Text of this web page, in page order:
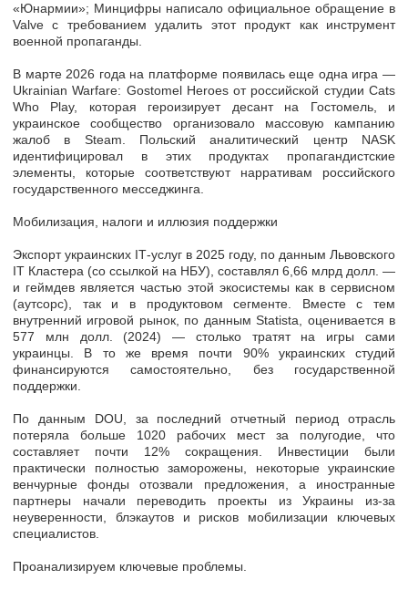
«Юнармии»; Минцифры написало официальное обращение в
Valve с требованием удалить этот продукт как инструмент
военной пропаганды.
В марте 2026 года на платформе появилась еще одна игра —
Ukrainian Warfare: Gostomel Heroes от российской студии Cats
Who Play, которая героизирует десант на Гостомель, и
украинское сообщество организовало массовую кампанию
жалоб в Steam. Польский аналитический центр NASK
идентифицировал в этих продуктах пропагандистские
элементы, которые соответствуют нарративам российского
государственного месседжинга.
Мобилизация, налоги и иллюзия поддержки
Экспорт украинских ІТ-услуг в 2025 году, по данным Львовского
ІТ Кластера (со ссылкой на НБУ), составлял 6,66 млрд долл. —
и геймдев является частью этой экосистемы как в сервисном
(аутсорс), так и в продуктовом сегменте. Вместе с тем
внутренний игровой рынок, по данным Statista, оценивается в
577 млн долл. (2024) — столько тратят на игры сами
украинцы. В то же время почти 90% украинских студий
финансируются самостоятельно, без государственной
поддержки.
По данным DOU, за последний отчетный период отрасль
потеряла больше 1020 рабочих мест за полугодие, что
составляет почти 12% сокращения. Инвестиции были
практически полностью заморожены, некоторые украинские
венчурные фонды отозвали предложения, а иностранные
партнеры начали переводить проекты из Украины из-за
неуверенности, блэкаутов и рисков мобилизации ключевых
специалистов.
Проанализируем ключевые проблемы.